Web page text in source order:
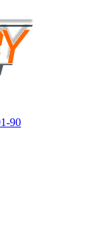
90